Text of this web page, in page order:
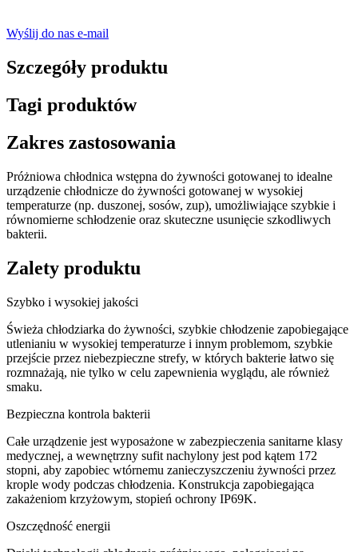
Wyślij do nas e-mail
Szczegóły produktu
Tagi produktów
Zakres zastosowania
Próżniowa chłodnica wstępna do żywności gotowanej to idealne
urządzenie chłodnicze do żywności gotowanej w wysokiej
temperaturze (np. duszonej, sosów, zup), umożliwiające szybkie i
równomierne schłodzenie oraz skuteczne usunięcie szkodliwych
bakterii.
Zalety produktu
Szybko i wysokiej jakości
Świeża chłodziarka do żywności, szybkie chłodzenie zapobiegające
utlenianiu w wysokiej temperaturze i innym problemom, szybkie
przejście przez niebezpieczne strefy, w których bakterie łatwo się
rozmnażają, nie tylko w celu zapewnienia wyglądu, ale również
smaku.
Bezpieczna kontrola bakterii
Całe urządzenie jest wyposażone w zabezpieczenia sanitarne klasy
medycznej, a wewnętrzny sufit nachylony jest pod kątem 172
stopni, aby zapobiec wtórnemu zanieczyszczeniu żywności przez
krople wody podczas chłodzenia. Konstrukcja zapobiegająca
zakażeniom krzyżowym, stopień ochrony IP69K.
Oszczędność energii